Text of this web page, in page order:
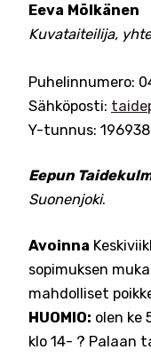
Eeva Mölkänen
Kuvataiteilija,
Puhelinnumero:
Sähköposti:
Y-tunnus:
Eepun
Suonenjoki.
Avoinna
sopimuksen
mahdolliset
HUOMIO: olen ke
klo 14- ? Palaan